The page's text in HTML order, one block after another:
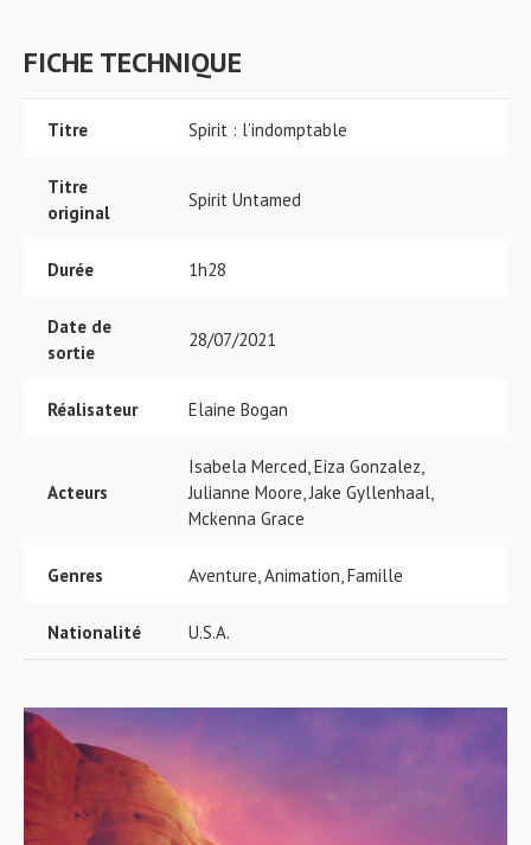
FICHE TECHNIQUE
Titre Spirit : l’indomptable
Titre
original
Spirit Untamed
Durée 1h28
Date de
sortie
28/07/2021
Réalisateur Elaine Bogan
Acteurs
Isabela Merced, Eiza Gonzalez,
Julianne Moore, Jake Gyllenhaal,
Mckenna Grace
Genres Aventure, Animation, Famille
Nationalité U.S.A.